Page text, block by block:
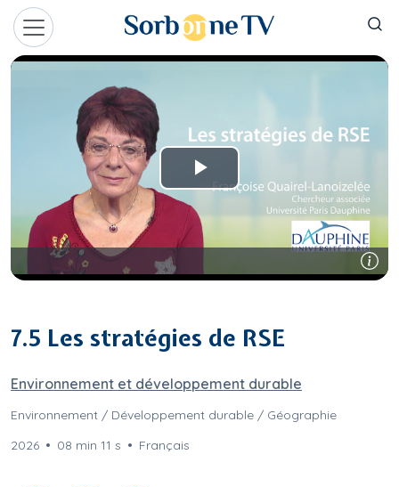
Aller au contenu principal
7.5 Les stratégies de RSE
Environnement et développement durable
Environnement / Développement durable / Géographie
2026
08 min 11 s Français
Panneau de gestion des cookies